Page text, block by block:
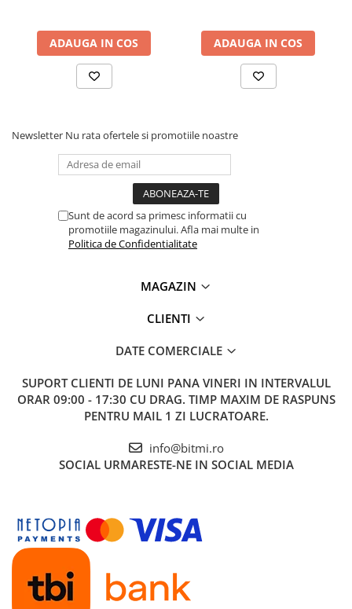
ADAUGA IN COS ADAUGA IN COS
Newsletter Nu rata ofertele si promotiile noastre
Sunt de acord sa primesc informatii cu
promotiile magazinului. Afla mai multe in
Politica de Confidentialitate
MAGAZIN
CLIENTI
DATE COMERCIALE
SUPORT CLIENTI DE LUNI PANA VINERI IN INTERVALUL
ORAR 09:00 - 17:30 CU DRAG. TIMP MAXIM DE RASPUNS
PENTRU MAIL 1 ZI LUCRATOARE.
info@bitmi.ro
SOCIAL URMARESTE-NE IN SOCIAL MEDIA